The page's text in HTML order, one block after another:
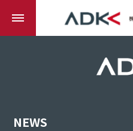
NEWS